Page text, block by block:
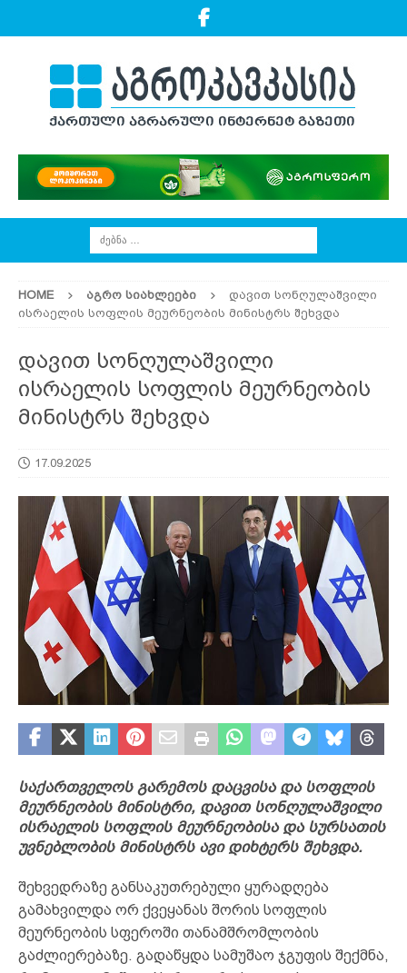
HOME ᲐᲒᲠᲝ ᲡᲘᲐᲮᲚᲔᲔᲑᲘ
დავით სონღულაშვილი
ისრაელის სოფლის მეურნეობის მინისტრს შეხვდა
დავით სონღულაშვილი
ისრაელის სოფლის მეურნეობის
მინისტრს შეხვდა
17.09.2025
საქართველოს გარემოს დაცვისა და სოფლის
მეურნეობის მინისტრი, დავით სონღულაშვილი
ისრაელის სოფლის მეურნეობისა და სურსათის
უვნებლობის მინისტრს ავი დიხტერს შეხვდა.
შეხვედრაზე განსაკუთრებული ყურადღება
გამახვილდა ორ ქვეყანას შორის სოფლის
მეურნეობის სფეროში თანამშრომლობის
გაძლიერებაზე. გადაწყდა სამუშაო ჯგუფის შექმნა,